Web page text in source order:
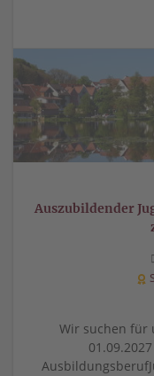
Auszubildender
Wir suchen für